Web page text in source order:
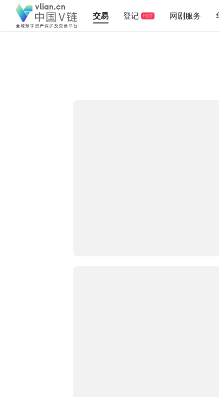
交易 登记 HOT 网剧服务